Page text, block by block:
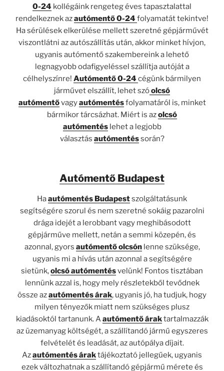
0-24 kollégáink rengeteg éves tapasztalattal
rendelkeznek azautómentő 0-24 folyamatát tekintve!
Ha sérülések elkerülése mellett szeretné gépjárművét
viszontlátni az autószállítás után, akkor minket hívjon,
ugyanis autómentő szakembereink a lehető
legnagyobb odafigyeléssel szállítja autóját a
célhelyszínre! Autómentő 0-24 cégünk bármilyen
járművet elszállít, lehet szóolcsó
autómentővagyautómentésfolyamatáról is, minket
bármikor tárcsázhat. Miért is azolcsó
autómentéslehet a legjobb
választás autómentéssorán?
Autómentő Budapest
Haautómentés Budapestszolgáltatásunk
segítségére szorul és nem szeretné sokáig pazarolni
drága idejét a lerobbant vagy meghibásodott
gépjárműve mellett, netán a semmi közepén, és
azonnal, gyors autómentő olcsónlenne szüksége,
ugyanis mi a hívás után azonnal a segítségére
sietünk,olcsó autómentésvelünk! Fontos tisztában
lennünk azzal is, hogy mely részletekből tevődnek
össze azautómentés árak, ugyanis jó, ha tudjuk, hogy
milyen tényezők miatt nem szükséges plusz
kiadásoktól tartanunk. Aautómentő áraktartalmazzák
az üzemanyag költségét, a szállítandó jármű egyszeres
felvételét és leadását, az autópálya díjait.
Azautómentés áraktájékoztató jellegűek, ugyanis
ezek változhatnak a szállítandó gépjármű mérete és